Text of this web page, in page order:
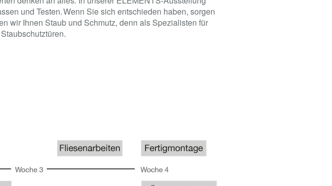
und Testen. Wenn Sie sich entschieden haben, sorgen
wir Ihnen Staub und Schmutz, denn als Spezialisten für